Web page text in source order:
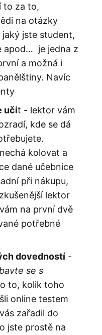
to za to,
na otázky
jste student,
apod… je jedna z
a možná i
Navíc
učit - lektor vám
kde se dá
kolovat a
dané učebnice
při nákupu,
lektor
na první dvě
potřebné
dovedností-
se s
to, kolik toho
online testem
zařadil do
jste prostě na